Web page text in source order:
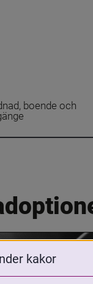
boende och
kakor